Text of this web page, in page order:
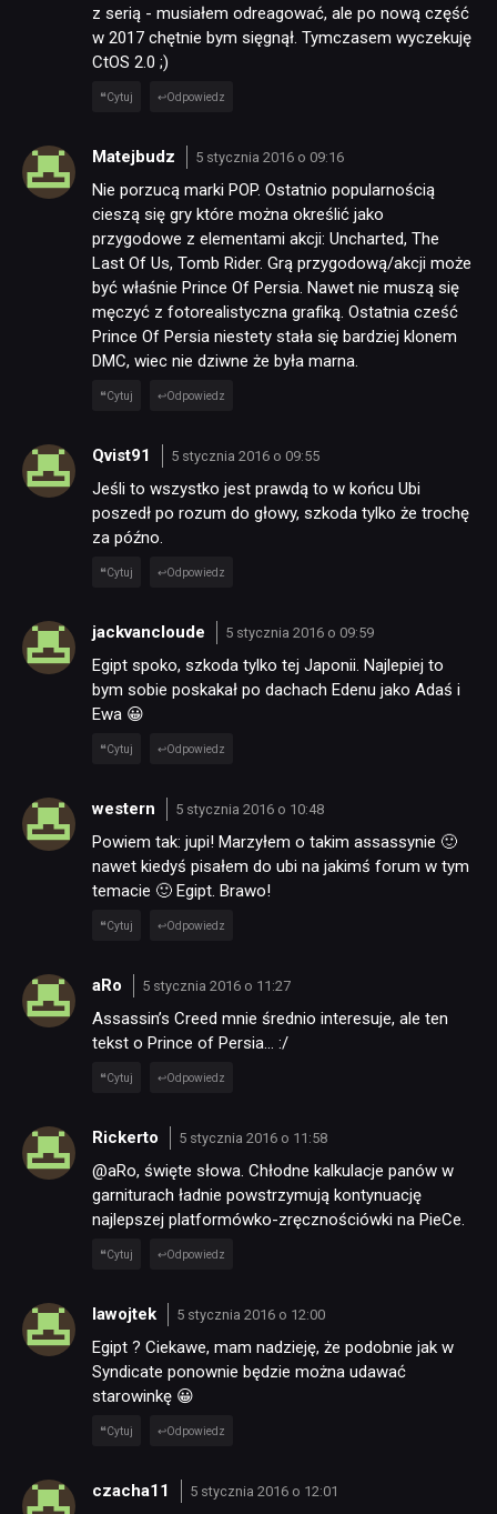
z serią - musiałem odreagować, ale po nową część
w 2017 chętnie bym sięgnął. Tymczasem wyczekuję
CtOS 2.0 ;)
Cytuj Odpowiedz
Matejbudz 5 stycznia 2016 o 09:16
Nie porzucą marki POP. Ostatnio popularnością
cieszą się gry które można określić jako
przygodowe z elementami akcji: Uncharted, The
Last Of Us, Tomb Rider. Grą przygodową/akcji może
być właśnie Prince Of Persia. Nawet nie muszą się
męczyć z fotorealistyczna grafiką. Ostatnia cześć
Prince Of Persia niestety stała się bardziej klonem
DMC, wiec nie dziwne że była marna.
Cytuj Odpowiedz
Qvist91 5 stycznia 2016 o 09:55
Jeśli to wszystko jest prawdą to w końcu Ubi
poszedł po rozum do głowy, szkoda tylko że trochę
za późno.
Cytuj Odpowiedz
jackvancloude 5 stycznia 2016 o 09:59
Egipt spoko, szkoda tylko tej Japonii. Najlepiej to
bym sobie poskakał po dachach Edenu jako Adaś i
Ewa 😀
Cytuj Odpowiedz
western 5 stycznia 2016 o 10:48
Powiem tak: jupi! Marzyłem o takim assassynie 🙂
nawet kiedyś pisałem do ubi na jakimś forum w tym
temacie 🙂 Egipt. Brawo!
Cytuj Odpowiedz
aRo 5 stycznia 2016 o 11:27
Assassin’s Creed mnie średnio interesuje, ale ten
tekst o Prince of Persia… :/
Cytuj Odpowiedz
Rickerto 5 stycznia 2016 o 11:58
@aRo, święte słowa. Chłodne kalkulacje panów w
garniturach ładnie powstrzymują kontynuację
najlepszej platformówko-zręcznościówki na PieCe.
Cytuj Odpowiedz
lawojtek 5 stycznia 2016 o 12:00
Egipt ? Ciekawe, mam nadzieję, że podobnie jak w
Syndicate ponownie będzie można udawać
starowinkę 😀
Cytuj Odpowiedz
czacha11 5 stycznia 2016 o 12:01